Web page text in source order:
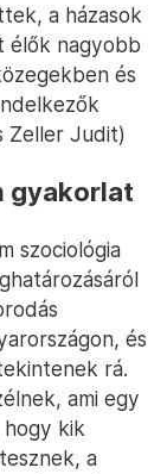
a házasok
élők nagyobb
és
Zeller Judit)
gyakorlat
szociológia
és
rá.
ami egy
kik
a